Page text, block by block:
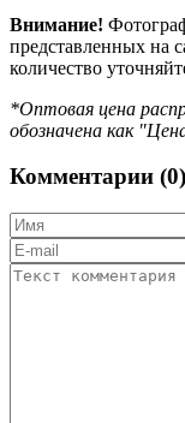
Внимание!
представленных на
количество
*Оптовая цена
обозначена как
Комментарии (0)